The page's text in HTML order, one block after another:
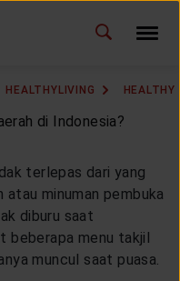
HEALTHYLIVING HEALTHY
terlepas dari yang
atau minuman pembuka
diburu saat
beberapa menu takjil
muncul saat puasa.
ID EN